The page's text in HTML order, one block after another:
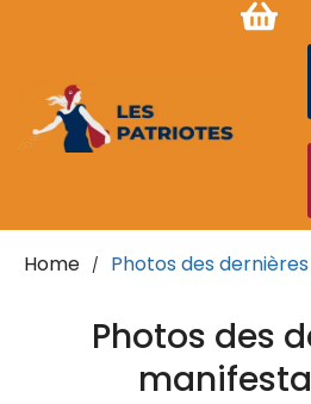
Home / Photos des
Photos des